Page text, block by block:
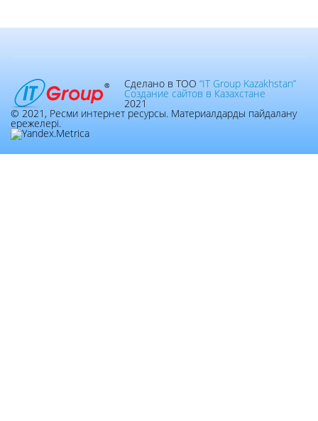
Сделано в ТОО “IT Group Kazakhstan”
Создание сайтов в Казахстане
2021
© 2021, Ресми интернет ресурсы. Материалдарды пайдалану
ережелері.